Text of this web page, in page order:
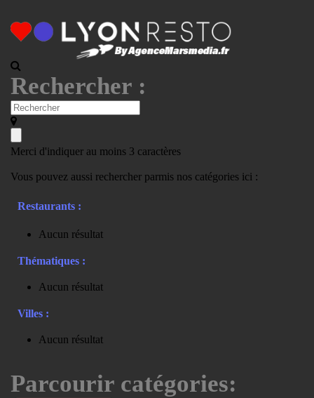
Rechercher :
Merci d'indiquer au moins 3 caractères
Vous pouvez aussi rechercher parmis nos catégories ici :
Restaurants :
Aucun résultat
Thématiques :
Aucun résultat
Villes :
Aucun résultat
Parcourir catégories: